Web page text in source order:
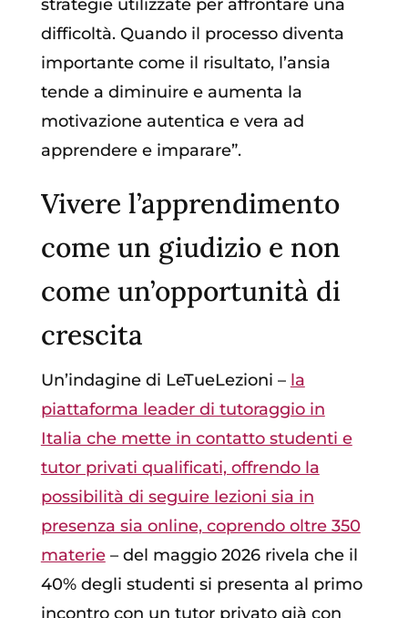
strategie utilizzate per affrontare una
difficoltà. Quando il processo diventa
importante come il risultato, l’ansia
tende a diminuire e aumenta la
motivazione autentica e vera ad
apprendere e imparare”.
Vivere l’apprendimento
come un giudizio e non
come un’opportunità di
crescita
Un’indagine di LeTueLezioni – la
piattaforma leader di tutoraggio in
Italia che mette in contatto studenti e
tutor privati qualificati, offrendo la
possibilità di seguire lezioni sia in
presenza sia online, coprendo oltre 350
materie – del maggio 2026 rivela che il
40% degli studenti si presenta al primo
incontro con un tutor privato già con